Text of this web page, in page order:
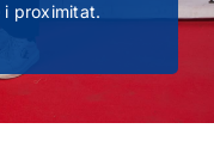
i proximitat.